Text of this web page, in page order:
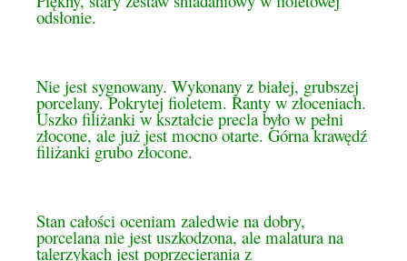
odsłonie.
Nie jest sygnowany. Wykonany z białej, grubszej
porcelany. Pokrytej fioletem. Ranty w złoceniach.
Uszko filiżanki w kształcie precla było w pełni
złocone, ale już jest mocno otarte. Górna krawędź
filiżanki grubo złocone.
Stan całości oceniam zaledwie na dobry,
porcelana nie jest uszkodzona, ale malatura na
talerzykach jest poprzecierania z